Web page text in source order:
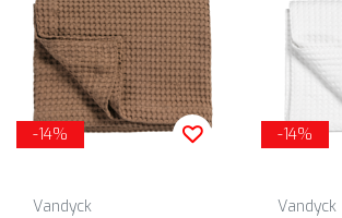
-14%
Vandyck
-14%
Vandyck